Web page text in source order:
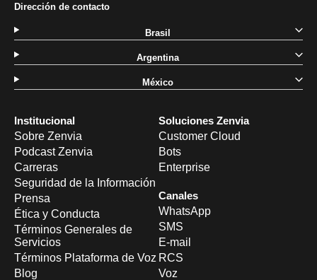
Institucional
Sobre Zenvia
Podcast Zenvia
Carreras
Seguridad de la Información
Prensa
Ética y Conducta
Términos Generales de
Servicios
Términos Plataforma de Voz
Blog
Soluciones Zenvia
Customer Cloud
Bots
Enterprise
Canales
WhatsApp
SMS
E-mail
RCS
Voz
Dirección de contacto
Brasil
Argentina
México